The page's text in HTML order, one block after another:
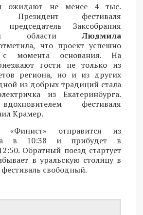
ожидают не менее 4 тыс.
Президент фестиваля
председатель Заксобрания
областиЛюдмила
что проект успешно
с момента основания. На
гости не только из
региона, но и из других
из добрых традиций стала
из Екатеринбурга.
фестиваля
Крамер.
«Финист» отправится из
в 10:38 и прибудет в
Обратный поезд стартует
в уральскую столицу в
свободный.